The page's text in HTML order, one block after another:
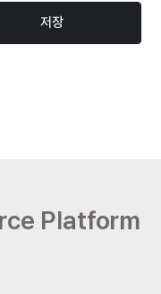
으로 절대 이용하지 않습
저장
Platform